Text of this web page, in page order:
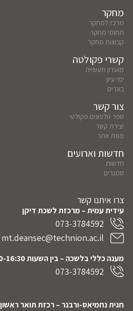
מחקר
מרכז למחקר
תחומי מחקר
קבוצות מחקר
קשרי פקולטה
מועדון תעשייה
ימי עיון
בוגרים
צור קשר
ספר טלפונים פקולטי
יצירת קשר
מפת אתר
חדשות וארועים
חדשות
סמנרים
צרו איתנו קשר
עידית עמית – מרכזת לשכת דיקן
073-3784592
mt.deansec@technion.ac.il
מענה כללי בלשכה – בין השעות 8:30-16:30
073-3784592
חגית נחמיאס-ורבנר – רכזת תואר ראשון